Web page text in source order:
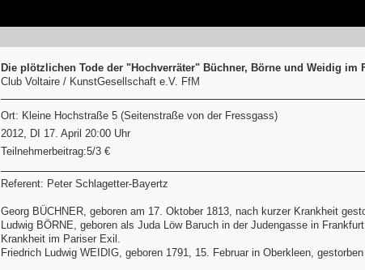
Die plötzlichen Tode der "Hochverräter" Büchner, Börne und Weidig im
Club Voltaire / KunstGesellschaft e.V. FfM
Ort: Kleine Hochstraße 5 (Seitenstraße von der Fressgass)
2012, DI 17. April 20:00 Uhr
Teilnehmerbeitrag:5/3 €
Referent: Peter Schlagetter-Bayertz
Georg BÜCHNER, geboren am 17. Oktober 1813, nach kurzer Krankheit
Ludwig BÖRNE, geboren als Juda Löw Baruch in der Judengasse in
Krankheit im Pariser Exil.
Friedrich Ludwig WEIDIG, geboren 1791, 15. Februar in Oberkleen,